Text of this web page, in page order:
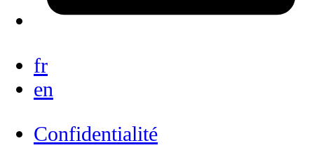
fr
en
Confidentialité